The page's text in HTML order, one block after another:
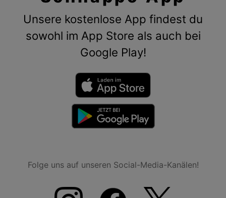
Unsere kostenlose App findest du
sowohl im App Store als auch bei
Google Play!
Folge uns auf unseren Social-Media-Kanälen!